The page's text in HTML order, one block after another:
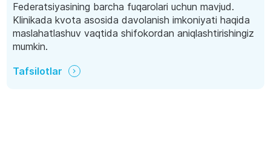
Federatsiyasining barcha fuqarolari uchun mavjud.
Klinikada kvota asosida davolanish imkoniyati haqida
maslahatlashuv vaqtida shifokordan aniqlashtirishingiz
mumkin.
Tafsilotlar